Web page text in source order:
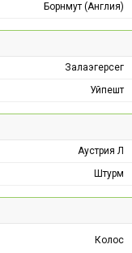
Борнмут (Англия)
Залаэгерсег
Уйпешт
Аустрия Л
Штурм
Колос